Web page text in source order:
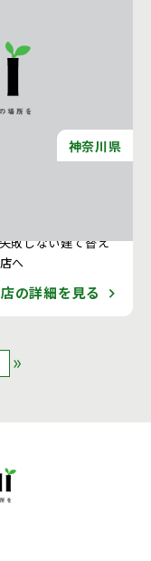
神奈川県
敗しない建て替え
へ
の詳細を見る